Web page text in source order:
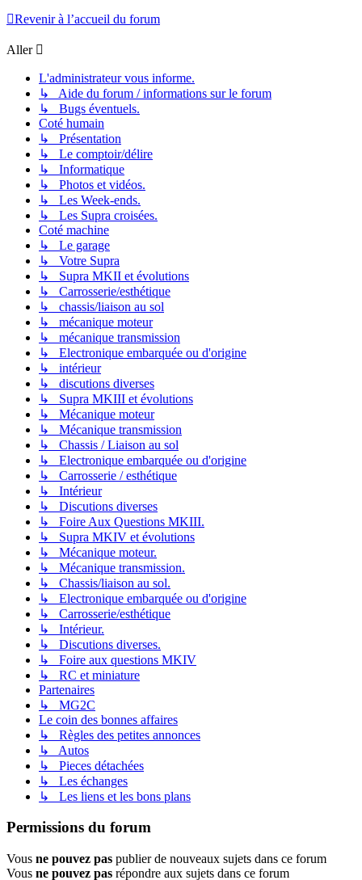
Revenir à l’accueil du forum
Aller
L'administrateur vous informe.
↳ Aide du forum / informations sur le forum
↳ Bugs éventuels.
Coté humain
↳ Présentation
↳ Le comptoir/délire
↳ Informatique
↳ Photos et vidéos.
↳ Les Week-ends.
↳ Les Supra croisées.
Coté machine
↳ Le garage
↳ Votre Supra
↳ Supra MKII et évolutions
↳ Carrosserie/esthétique
↳ chassis/liaison au sol
↳ mécanique moteur
↳ mécanique transmission
↳ Electronique embarquée ou d'origine
↳ intérieur
↳ discutions diverses
↳ Supra MKIII et évolutions
↳ Mécanique moteur
↳ Mécanique transmission
↳ Chassis / Liaison au sol
↳ Electronique embarquée ou d'origine
↳ Carrosserie / esthétique
↳ Intérieur
↳ Discutions diverses
↳ Foire Aux Questions MKIII.
↳ Supra MKIV et évolutions
↳ Mécanique moteur.
↳ Mécanique transmission.
↳ Chassis/liaison au sol.
↳ Electronique embarquée ou d'origine
↳ Carrosserie/esthétique
↳ Intérieur.
↳ Discutions diverses.
↳ Foire aux questions MKIV
↳ RC et miniature
Partenaires
↳ MG2C
Le coin des bonnes affaires
↳ Règles des petites annonces
↳ Autos
↳ Pieces détachées
↳ Les échanges
↳ Les liens et les bons plans
Permissions du forum
Vous ne pouvez pas publier de nouveaux sujets dans ce forum
Vous ne pouvez pas répondre aux sujets dans ce forum